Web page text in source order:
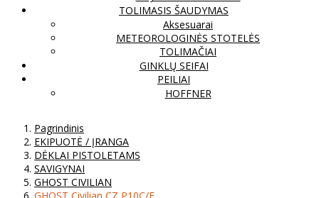
TOLIMASIS ŠAUDYMAS
Aksesuarai
METEOROLOGINĖS STOTELĖS
TOLIMAČIAI
GINKLŲ SEIFAI
PEILIAI
HOFFNER
Pagrindinis
EKIPUOTĖ / ĮRANGA
DĖKLAI PISTOLETAMS
SAVIGYNAI
GHOST CIVILIAN
GHOST Civilian CZ P10C/F